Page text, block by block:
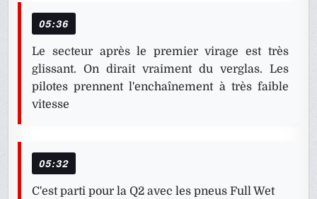
05:36
Le secteur après le premier virage est très
glissant. On dirait vraiment du verglas. Les
pilotes prennent l'enchaînement à très faible
vitesse
05:32
C'est parti pour la Q2 avec les pneus Full Wet